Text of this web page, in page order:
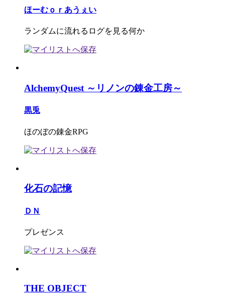
ほーむｏｒあうぇい
ランダムに流れるログを見る何か
AlchemyQuest ～リノンの錬金工房～
黒兎
ほのぼの錬金RPG
化石の記憶
ＤＮ
プレゼンス
THE OBJECT